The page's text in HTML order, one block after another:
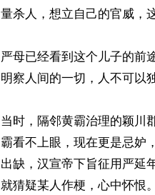
量杀人，想立自己的官威，
严母已经看到这个儿子的前
明察人间的一切，人不可以
当时，隔邻黄霸治理的颖川
霸看不上眼，现在更是忌妒
出缺，汉宣帝下旨征用严延
就猜疑某人作梗，心中怀恨。